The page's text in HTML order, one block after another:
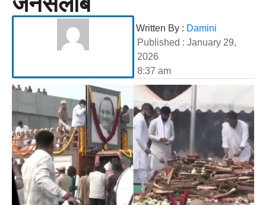
Written By : Damini
Published : January 29,
2026
8:37 am